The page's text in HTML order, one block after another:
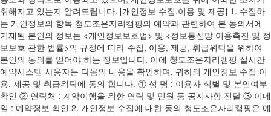
취해지고 있는지 알려드립니다. [개인정보 수집.이용 및 제공] 1. 수집하
는 개인정보의 항목 청도조은자리캠핑의 예약과 관련하여 본 동의서에
기재된 본인의 정보는 <개인정보보호법> 및 <정보통신망 이용촉진 및 정
보보호 관한 법률>의 규정에 따라 수집, 이용, 제공, 취급위탁을 위하여
본인의 동의를 얻어야 하는 정보입니다. 이에 청도조은자리캠핑 실시간
예약시스템 사용자는 다음의 내용을 확인하며, 귀하의 개인정보 수집 이
용, 제공 및 취급위탁에 동의 합니다. ① 성 명 : 이용자 식별 및 본인여부
확인 ② 연락처 : 계약이행을 위한 연락 및 민원 등 공지사항 전달 ③ 이메
일 : 예약정보 확인 2. 개인정보 수집에 대한 동의 청도조은자리캠핑은 예